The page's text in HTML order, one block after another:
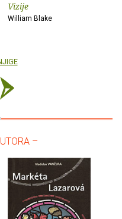
Vizije
William Blake
–